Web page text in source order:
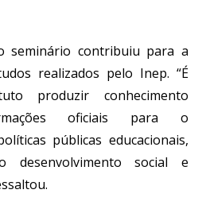
seminário contribuiu para a
realizados pelo Inep. “É
produzir conhecimento
oficiais para o
públicas educacionais,
desenvolvimento social e